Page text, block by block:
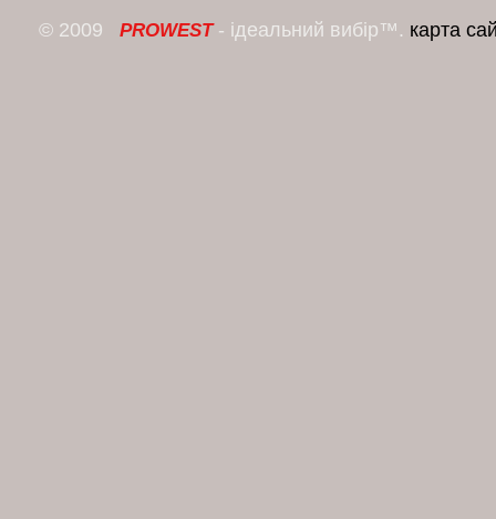
© 2009 PROWEST- ідеальний вибір™. карта